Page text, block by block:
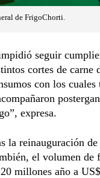
de FrigoChorti.
seguir
cortes de carne
con los
expresa.
la reinauguración
el volumen
millones año a